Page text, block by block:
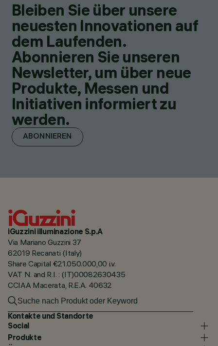
Bleiben Sie über unsere
neuesten Innovationen auf
dem Laufenden.
Abonnieren Sie unseren
Newsletter, um über neue
Produkte, Messen und
Initiativen informiert zu
werden.
ABONNIEREN
iGuzzini illuminazione S.p.A
Via Mariano Guzzini 37
62019 Recanati (Italy)
Share Capital €21.050.000,00 i.v.
VAT N. and R.I. : (IT)00082630435
CCIAA Macerata, R.E.A. 40632
Kontakte und Standorte
Social
Produkte